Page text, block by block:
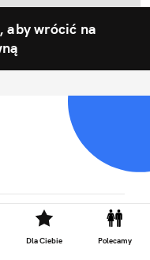
Dla Ciebie Polecamy
wrócić na